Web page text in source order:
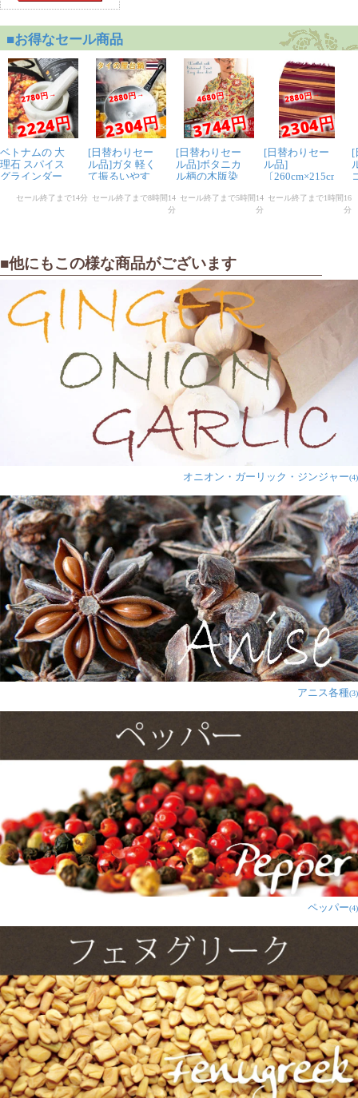
★★★★★ えりか様
これ、いいですね。
一気にインドになります。サラダにそのまま振りかけて
使えるので気軽に使えます。オリーブオイル、レモンと
このマサラだけでドレッシングは要らないですね。小瓶
に入れ替えて卓上に常備しています。
1人の人が参考になったと言っています
★★★★★匿名希望様
今回初めて購入しました。家庭でビリヤニを作った際に
副菜のヨーグルトのフルーツサラダに振りかけました。
インドのスナック菓子の味に似てる気がします。インド
カレーや炒め物に振りかけても美味しいです。異国の香
りがします！
1人の人が参考になったと言っています
アルーラジー様
チャッツマサラ愛用してます。
地元で売ってるところ無い（知らない）ので、ティラキ
タ頼みです。
ひよこ豆と野菜をマリネする時や、ワカモレにちょっと
入れたり、色々な試し方のできる面白いスパイス
で・・。マヨネーズに入れても良さそうだ。ぜひ仕入れ
の方、宜しくお願いします・・
1人 の人が参考になったと言っています
★★★★★匿名希望様
くクセになる味です。インドの
友人から薦められ、ゆで卵を使
ったサラダにしたらとても美味
フルーツやヨーグルトにも合いますが、ゆで卵サラダは
格別です。（材料：きゅうり、トマト、紫玉ねぎ、グリ
ーンペッパーかピーマン）チャンキーチャットマサラと
レモン汁、お塩だけでOKです。
1人の人が参考になったと言っています
★★あんこちゃん様
しっかりカレーの匂いがします（笑）
私はカレーは好きですが、このスパイスを使ったサラダ
は苦手です。
しかし捨ててしまうのも勿体ないので、カレー味の漬け
込み肉を作る時に、これとカレー粉を足して使用してい
ます。結構塩味が強いので、丁度良い味が付きます。
1人の人が参考になったと言っています
■他にもこの様な商品がございます
オニオン・ガーリック・ジンジャー(4)
アニス各種(3)
ペッパー(4)